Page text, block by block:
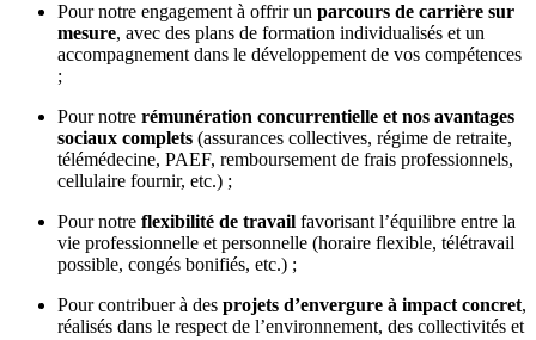
Pour notre engagement à offrir un parcours de carrière sur
mesure, avec des plans de formation individualisés et un
accompagnement dans le développement de vos compétences
;
Pour notre rémunération concurrentielle et nos avantages
sociaux complets (assurances collectives, régime de retraite,
télémédecine, PAEF, remboursement de frais professionnels,
cellulaire fournir, etc.) ;
Pour notre flexibilité de travail favorisant l’équilibre entre la
vie professionnelle et personnelle (horaire flexible, télétravail
possible, congés bonifiés, etc.) ;
Pour contribuer à des projets d’envergure à impact concret,
réalisés dans le respect de l’environnement, des collectivités et